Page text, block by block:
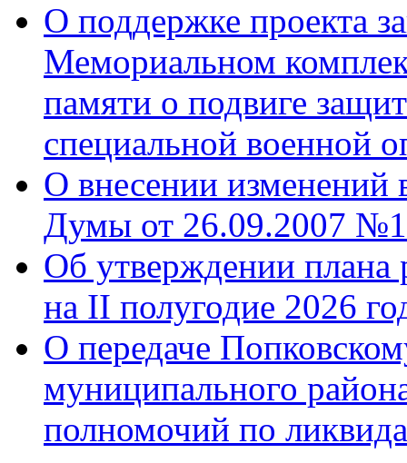
О поддержке проекта
Мемориальном
памяти о подвиге
специальной военной
О внесении изменений
Думы от 26.09.2007
Об утверждении
на II полугодие 2026
О передаче
муниципального
полномочий по